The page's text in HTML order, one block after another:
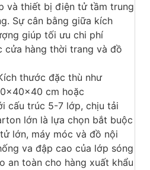
và thiết bị điện tử tầm trung
Sự cân bằng giữa kích
giúp tối ưu chi phí
cửa hàng thời trang và đồ
thước đặc thù như
cm hoặc
cấu trúc 5-7 lớp, chịu tải
lớn là lựa chọn bắt buộc
lớn, máy móc và đồ nội
va đập cao của lớp sóng
an toàn cho hàng xuất khẩu